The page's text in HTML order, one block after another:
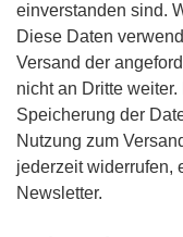
einverstanden sind.
Diese Daten
Versand der
nicht an Dritte
Speicherung der
Nutzung zum
jederzeit widerrufen,
Newsletter.